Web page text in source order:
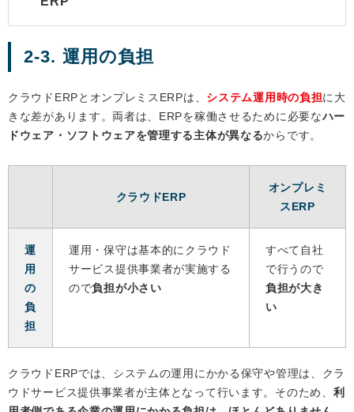
2-3. 運用の負担
クラウドERPとオンプレミスERPは、 システム運用時の負担に大
きな差があります。両者は、ERPを稼働させるために必要なハー
ドウェア・ソフトウェアを管理する主体が異なるからです。
クラウドERP
オンプレミ
スERP
運
用
の
負
担
運用・保守は基本的にクラウド
サービス提供事業者が実施する
ので負担が小さい
すべて自社
で行うので
負担が大き
い
クラウドERPでは、システムの運用にかかる保守や管理は、クラ
ウドサービス提供事業者が主体となって行います。そのため、 利